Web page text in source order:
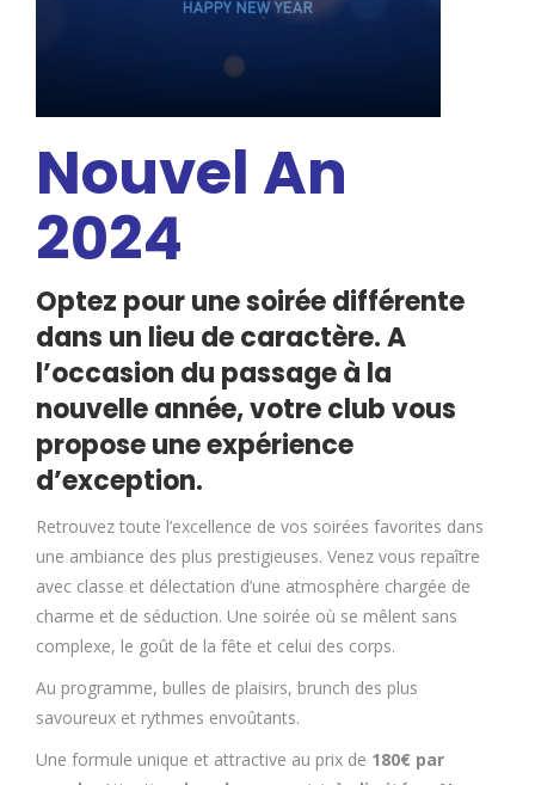
Nouvel An
2024
Optez pour une soirée différente
dans un lieu de caractère. A
l’occasion du passage à la
nouvelle année, votre club vous
propose une expérience
d’exception.
Retrouvez toute l’excellence de vos soirées favorites dans
une ambiance des plus prestigieuses. Venez vous repaître
avec classe et délectation d’une atmosphère chargée de
charme et de séduction. Une soirée où se mêlent sans
complexe, le goût de la fête et celui des corps.
Au programme, bulles de plaisirs, brunch des plus
savoureux et rythmes envoûtants.
Une formule unique et attractive au prix de 180€ par